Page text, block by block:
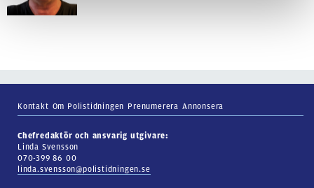
Kontakt Om Polistidningen Prenumerera Annonsera
Chefredaktör och ansvarig utgivare:
Linda Svensson
070-399 86 00
linda.svensson@polistidningen.se